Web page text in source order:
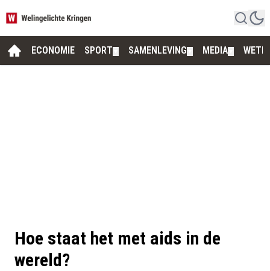
ECONOMIE SPORT SAMENLEVING MEDIA
Hoe staat het met aids in de
wereld?